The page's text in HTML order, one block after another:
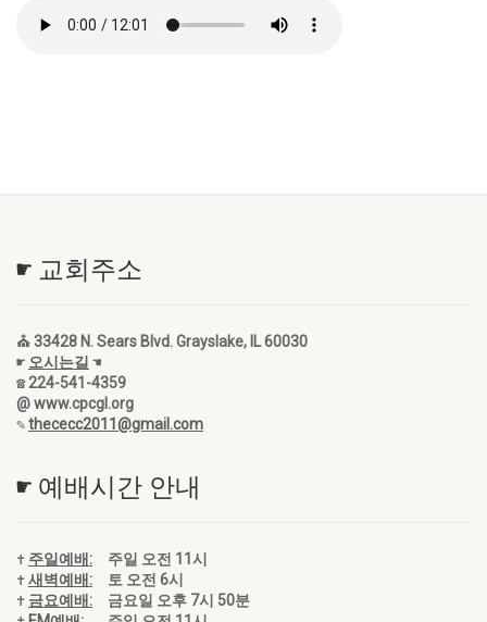
☛ 교회주소
⛪ 33428 N. Sears Blvd. Grayslake, IL 60030
☛ 오시는길 ☚
☎ 224-541-4359
@ www.cpcgl.org
✎thececc2011@gmail.com
☛ 예배시간 안내
✝ 주일예배:
주일 오전 11시
✝새벽예배:
토 오전 6시
✝ 금요예배:
금요일 오후 7시 50분